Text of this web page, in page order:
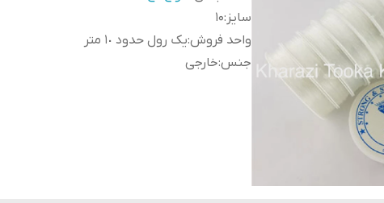
سایز :۱۰
واحد فروش:یک رول حدود ١٠ متر
جنس:خارجی